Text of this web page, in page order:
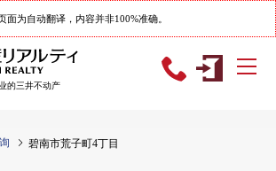
面为自动翻译，内容并非100%准确。
的三井不动产
碧南市荒子町4丁目